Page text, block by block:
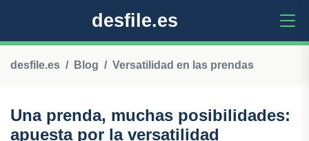
desfile.es
desfile.es Blog Versatilidad en las prendas
Una prenda, muchas posibilidades:
apuesta por la versatilidad